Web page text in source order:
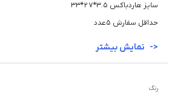
سایز هاردباکس 3.5*27*33
حداقل سفارش 5عدد
رنگ